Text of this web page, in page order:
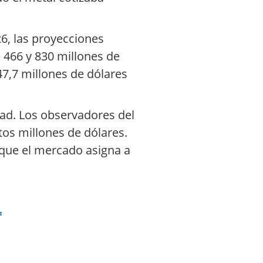
las proyecciones
y 830 millones de
millones de dólares
Los observadores del
millones de dólares.
el mercado asigna a